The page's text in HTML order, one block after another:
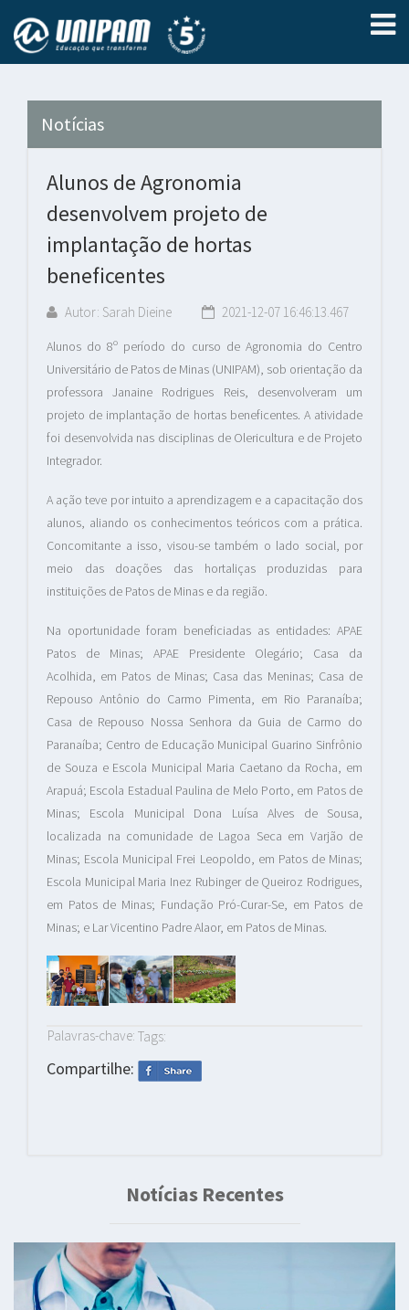
Notícias
Alunos de Agronomia
desenvolvem projeto de
implantação de hortas
beneficentes
Autor: Sarah Dieine 2021-12-07 16:46:13.467
Alunos do 8º período do curso de Agronomia do Centro
Universitário de Patos de Minas (UNIPAM), sob orientação da
professora Janaine Rodrigues Reis, desenvolveram um
projeto de implantação de hortas beneficentes. A atividade
foi desenvolvida nas disciplinas de Olericultura e de Projeto
Integrador.
A ação teve por intuito a aprendizagem e a capacitação dos
alunos, aliando os conhecimentos teóricos com a prática.
Concomitante a isso, visou-se também o lado social, por
meio das doações das hortaliças produzidas para
instituições de Patos de Minas e da região.
Na oportunidade foram beneficiadas as entidades: APAE
Patos de Minas; APAE Presidente Olegário; Casa da
Acolhida, em Patos de Minas; Casa das Meninas; Casa de
Repouso Antônio do Carmo Pimenta, em Rio Paranaíba;
Casa de Repouso Nossa Senhora da Guia de Carmo do
Paranaíba; Centro de Educação Municipal Guarino Sinfrônio
de Souza e Escola Municipal Maria Caetano da Rocha, em
Arapuá; Escola Estadual Paulina de Melo Porto, em Patos de
Minas; Escola Municipal Dona Luísa Alves de Sousa,
localizada na comunidade de Lagoa Seca em Varjão de
Minas; Escola Municipal Frei Leopoldo, em Patos de Minas;
Escola Municipal Maria Inez Rubinger de Queiroz Rodrigues,
em Patos de Minas; Fundação Pró-Curar-Se, em Patos de
Minas; e Lar Vicentino Padre Alaor, em Patos de Minas.
Palavras-chave: Tags:
Compartilhe:
Notícias Recentes